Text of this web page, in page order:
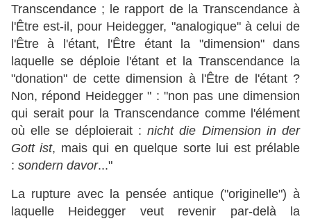
Transcendance ; le rapport de la Transcendance à
l'Être est-il, pour Heidegger, "analogique" à celui de
l'Être à l'étant, l'Être étant la "dimension" dans
laquelle se déploie l'étant et la Transcendance la
"donation" de cette dimension à l'Être de l'étant ?
Non, répond Heidegger " : "non pas une dimension
qui serait pour la Transcendance comme l'élément
où elle se déploierait :nicht die Dimension in der
Gott ist, mais qui en quelque sorte lui est prélable
: sondern davor..."
La rupture avec la pensée antique ("originelle") à
laquelle Heidegger veut revenir par-delà la